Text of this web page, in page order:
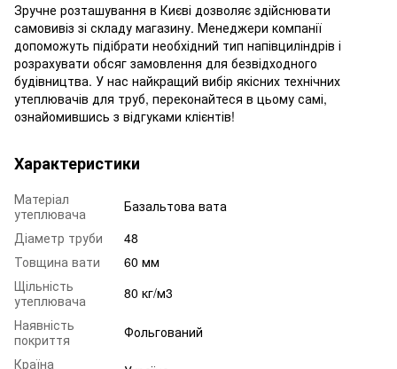
Зручне розташування в Києві дозволяє здійснювати
самовивіз зі складу магазину. Менеджери компанії
допоможуть підібрати необхідний тип напівциліндрів і
розрахувати обсяг замовлення для безвідходного
будівництва. У нас найкращий вибір якісних технічних
утеплювачів для труб, переконайтеся в цьому самі,
ознайомившись з відгуками клієнтів!
Характеристики
Матеріал
утеплювача
Базальтова вата
Діаметр труби
48
Товщина вати
60 мм
Щільність
утеплювача
80 кг/м3
Наявність
покриття
Фольгований
Країна